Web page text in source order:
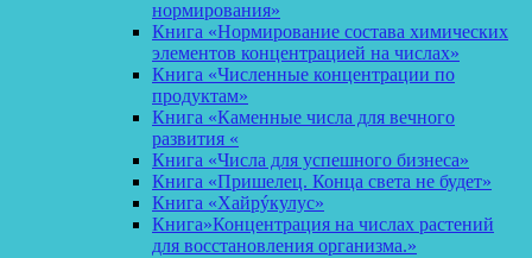
нормирования»
Книга «Нормирование состава химических
элементов концентрацией на числах»
Книга «Численные концентрации по
продуктам»
Книга «Каменные числа для вечного
развития «
Книга «Числа для успешного бизнеса»
Книга «Пришелец. Конца света не будет»
Книга «Хайрýкулус»
Книга»Концентрация на числах растений
для восстановления организма.»